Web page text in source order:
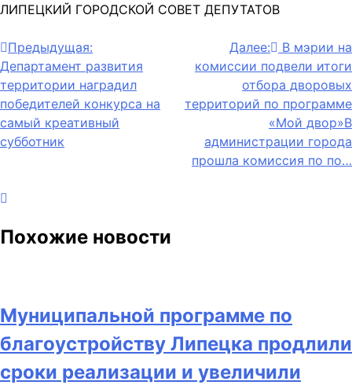
ЛИПЕЦКИЙ ГОРОДСКОЙ СОВЕТ ДЕПУТАТОВ
Навигация
по
записям
Предыдущая:
Департамент развития
территории наградил
победителей конкурса на
самый креативный
субботник
Далее:
В мэрии на
комиссии подвели итоги
отбора дворовых
территорий по программе
«Мой двор»В
администрации города
прошла комиссия по по…
Похожие новости
Муниципальной программе по
благоустройству Липецка продлили
сроки реализации и увеличили